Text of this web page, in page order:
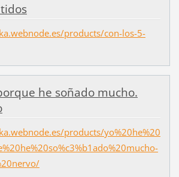
products/con-los-5-
he soñado mucho.
products/yo%20he%20